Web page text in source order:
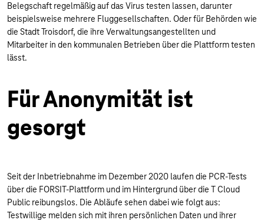
Belegschaft regelmäßig auf das Virus testen lassen, darunter
beispielsweise mehrere Fluggesellschaften. Oder für Behörden wie
die Stadt Troisdorf, die ihre Verwaltungsangestellten und
Mitarbeiter in den kommunalen Betrieben über die Plattform testen
lässt.
Für Anonymität ist
gesorgt
Seit der Inbetriebnahme im Dezember 2020 laufen die PCR-Tests
über die FORSIT-Plattform und im Hintergrund über die T Cloud
Public reibungslos. Die Abläufe sehen dabei wie folgt aus:
Testwillige melden sich mit ihren persönlichen Daten und ihrer